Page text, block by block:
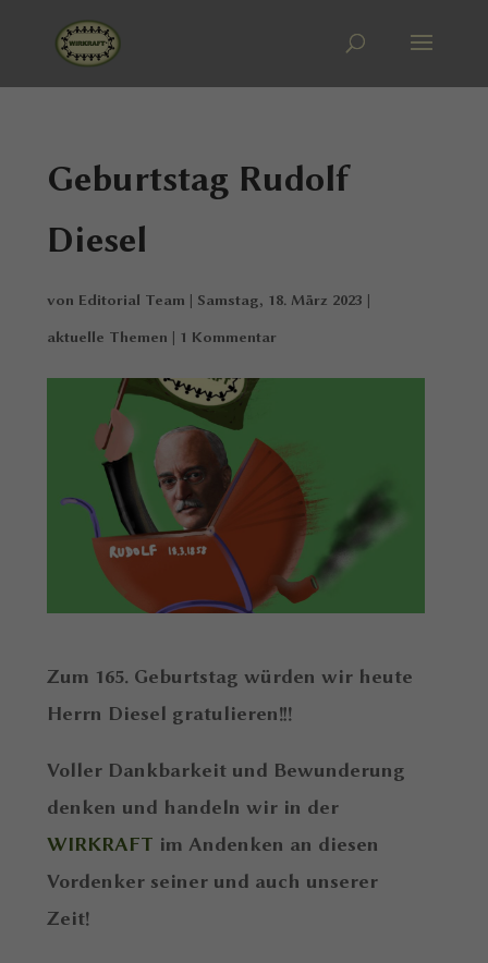
Geburtstag Rudolf
Diesel
von Editorial Team | Samstag, 18. März 2023 |
aktuelle Themen | 1 Kommentar
Zum 165. Geburtstag würden wir heute
Herrn Diesel gratulieren!!!
Voller Dankbarkeit und Bewunderung
denken und handeln wir in der
WIRKRAFT im Andenken an diesen
Vordenker seiner und auch unserer
Zeit!